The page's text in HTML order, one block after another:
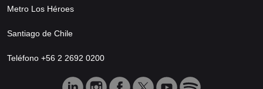
Metro Los Héroes
Santiago de Chile
Teléfono +56 2 2692 0200